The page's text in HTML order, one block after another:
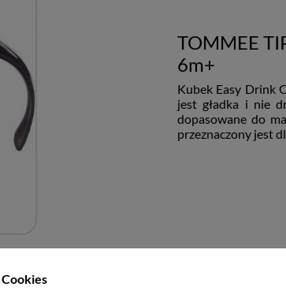
TOMMEE
6m+
Kubek Easy Drink
jest gładka i nie
dopasowane do
przeznaczony jest